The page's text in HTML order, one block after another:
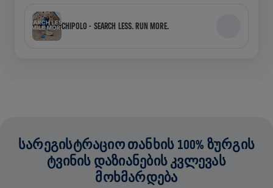
CHIPOLO - SEARCH LESS. RUN MORE.
ᲡᲐᲠᲔᲒᲘᲡᲢᲠᲐᲪᲘᲝ ᲗᲐᲜᲮᲘᲡ 100% ᲖᲣᲠᲒᲘᲡ
ᲢᲕᲘᲜᲘᲡ ᲓᲐᲖᲘᲐᲜᲔᲑᲘᲡ ᲙᲕᲚᲔᲕᲐᲡ
ᲛᲝᲮᲛᲐᲠᲓᲔᲑᲐ